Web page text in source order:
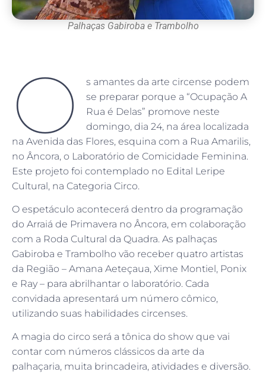
Palhaças Gabiroba e Trambolho
O
s amantes da arte circense podem
se preparar porque a “Ocupação A
Rua é Delas” promove neste
domingo, dia 24, na área localizada
na Avenida das Flores, esquina com a Rua Amarilis,
no Âncora, o Laboratório de Comicidade Feminina.
Este projeto foi contemplado no Edital Leripe
Cultural, na Categoria Circo.
O espetáculo acontecerá dentro da programação
do Arraiá de Primavera no Âncora, em colaboração
com a Roda Cultural da Quadra. As palhaças
Gabiroba e Trambolho vão receber quatro artistas
da Região – Amana Aeteçaua, Xime Montiel, Ponix
e Ray – para abrilhantar o laboratório. Cada
convidada apresentará um número cômico,
utilizando suas habilidades circenses.
A magia do circo será a tônica do show que vai
contar com números clássicos da arte da
palhaçaria, muita brincadeira, atividades e diversão.